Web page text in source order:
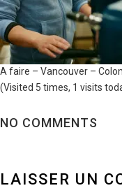
A faire – Vancouver –
(Visited 5 times, 1 visits
NO COMMENTS
LAISSER UN